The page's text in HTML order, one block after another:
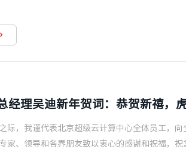
经理吴迪新年贺词：恭贺新禧，虎
际，我谨代表北京超级云计算中心全体员工，
家、领导和各界朋友致以衷心的感谢和祝福，祝